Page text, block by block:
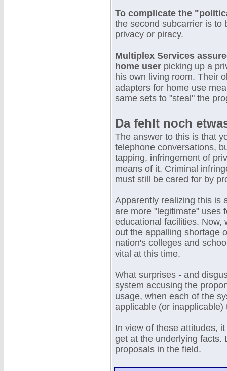
To complicate the
the second subcarrier is to
privacy or piracy.
Multiplex Services
home user picking up a
his own living room. Their
adapters for home use
same sets to "steal" the
Da fehlt noch
The answer to this is that
telephone conversations,
tapping, infringement of
means of it. Criminal
must still be cared for by
Apparently realizing this is
are more "legitimate" uses
educational facilities. Now,
out the appalling shortage
nation's colleges and
vital at this time.
What surprises - and
system accusing the
usage, when each of the
applicable (or inapplicable)
In view of these attitudes,
get at the underlying facts.
proposals in the field.